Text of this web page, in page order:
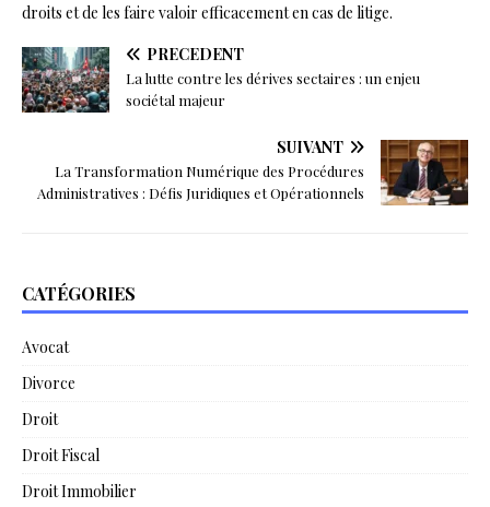
droits et de les faire valoir efficacement en cas de litige.
PRÉCÉDENT
La lutte contre les dérives sectaires : un enjeu
sociétal majeur
SUIVANT
La Transformation Numérique des Procédures
Administratives : Défis Juridiques et Opérationnels
CATÉGORIES
Avocat
Divorce
Droit
Droit Fiscal
Droit Immobilier